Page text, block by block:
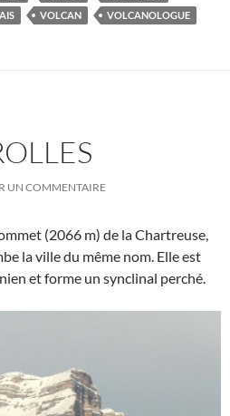
VOLCAN VOLCANOLOGUE
UN COMMENTAIRE
(2066 m) de la Chartreuse,
la ville du même nom. Elle est
et forme un synclinal perché.